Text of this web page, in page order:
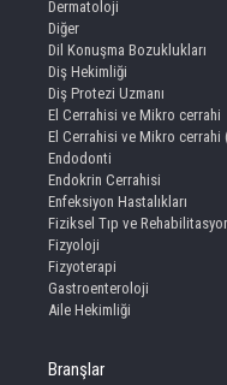
Dermatoloji
Diğer
Dil Konuşma Bozuklukları
Diş Hekimliği
Diş Protezi Uzmanı
El Cerrahisi ve Mikro cerrahi
El Cerrahisi ve Mikro
Endodonti
Endokrin Cerrahisi
Enfeksiyon Hastalıkları
Fiziksel Tıp ve
Fizyoloji
Fizyoterapi
Gastroenteroloji
Aile Hekimliği
Branşlar